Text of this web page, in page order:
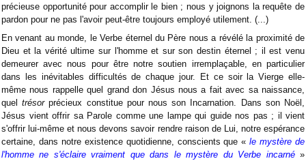
précieuse opportunité pour accomplir le bien ; nous y joignons la requête de
pardon pour ne pas l'avoir peut-être toujours employé utilement. (...)
En venant au monde, le Verbe éternel du Père nous a révélé la proximité de
Dieu et la vérité ultime sur l'homme et sur son destin éternel ; il est venu
demeurer avec nous pour être notre soutien irremplaçable, en particulier
dans les inévitables difficultés de chaque jour. Et ce soir la Vierge elle-
même nous rappelle quel grand don Jésus nous a fait avec sa naissance,
queltrésorprécieux constitue pour nous son Incarnation. Dans son Noël,
Jésus vient offrir sa Parole comme une lampe qui guide nos pas ; il vient
s'offrir lui-même et nous devons savoir rendre raison de Lui, notre espérance
certaine, dans notre existence quotidienne, conscients que «le mystère de
l'homme ne s'éclaire vraiment que dans le mystère du Verbe incarné»